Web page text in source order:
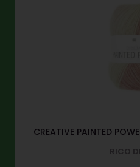
CREATIVE PAINTED
RICO